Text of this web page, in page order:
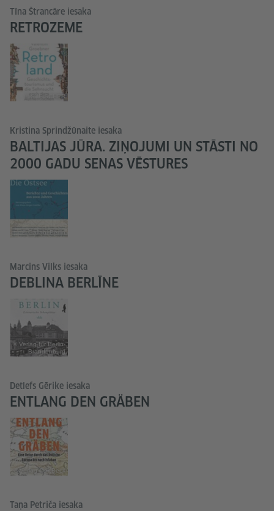
Tīna Štrancāre iesaka
RETROZEME
© S. FISCHER
Kristina Sprindžūnaite iesaka
BALTIJAS JŪRA. ZIŅOJUMI UN STĀSTI NO
2000 GADU SENAS VĒSTURES
© Galiani-Berlin
Marcins Vilks iesaka
DEBLINA BERLĪNE
© Verlag für Berlin-
Brandenburg
Detlefs Gērike iesaka
ENTLANG DEN GRÄBEN
© Verlag C.H.Beck
Taņa Petriča iesaka